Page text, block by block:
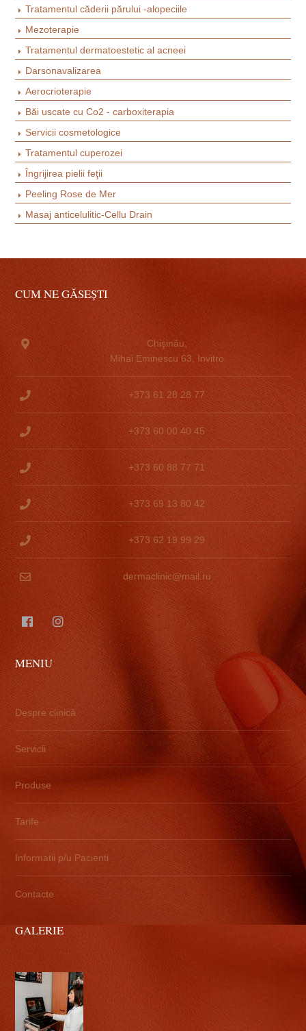
Tratamentul căderii părului -alopeciile
Mezoterapie
Tratamentul dermatoestetic al acneei
Darsonavalizarea
Aerocrioterapie
Băi uscate cu Co2 - carboxiterapia
Servicii cosmetologice
Tratamentul cuperozei
Îngrijirea pielii feţii
Peeling Rose de Mer
Masaj anticelulitic-Cellu Drain
CUM NE GĂSEȘTI
Chişinău,
Mihai Eminescu 63, Invitro
+373 61 28 28 77
+373 60 00 40 45
+373 60 88 77 71
+373 69 13 80 42
+373 62 19 99 29
dermaclinic@mail.ru
MENIU
Despre clinică
Servicii
Produse
Tarife
Informatii p/u Pacienti
Contacte
GALERIE